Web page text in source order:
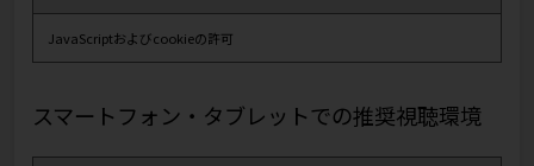
JavaScriptおよびcookieの許可
スマートフォン・タブレットでの推奨視聴環境